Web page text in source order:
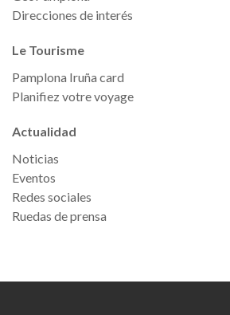
Direcciones de interés
Le Tourisme
Pamplona Iruña card
Planifiez votre voyage
Actualidad
Noticias
Eventos
Redes sociales
Ruedas de prensa